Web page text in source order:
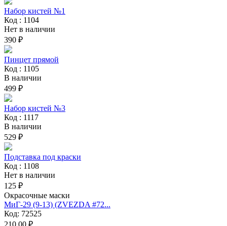
Набор кистей №1
Код : 1104
Нет в наличии
390 ₽
Пинцет прямой
Код : 1105
В наличии
499 ₽
Набор кистей №3
Код : 1117
В наличии
529 ₽
Подставка под краски
Код : 1108
Нет в наличии
125 ₽
Окрасочные маски
МиГ-29 (9-13) (ZVEZDA #72...
Код: 72525